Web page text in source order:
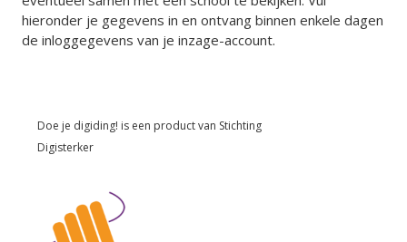
hieronder je gegevens in en ontvang binnen enkele dagen
de inloggegevens van je inzage-account.
Doe je digiding! is een product van Stichting
Digisterker